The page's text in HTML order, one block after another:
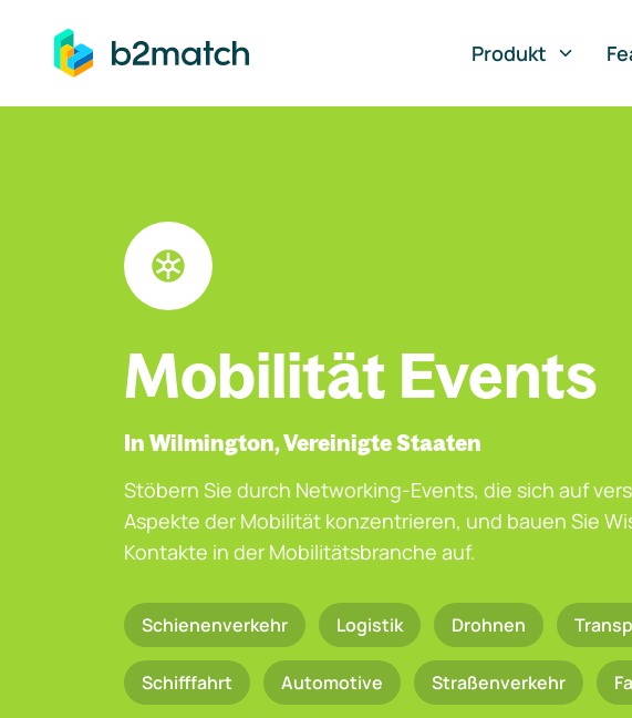
springen
Produkt
Mobilität Events
In Wilmington, Vereinigte Staaten
Stöbern Sie durch Networking-Events, die sich auf
Aspekte der Mobilität konzentrieren, und bauen Sie
Kontakte in der Mobilitätsbranche auf.
Schienenverkehr Logistik Drohnen
Schifffahrt Automotive Straßenverkehr